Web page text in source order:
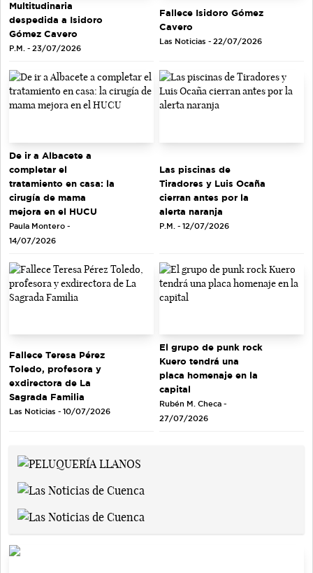
Multitudinaria
despedida a Isidoro
Gómez Cavero
P.M. - 23/07/2026
Fallece Isidoro Gómez
Cavero
Las Noticias - 22/07/2026
De ir a Albacete a
completar el
tratamiento en casa: la
cirugía de mama
mejora en el HUCU
Paula Montero -
14/07/2026
Las piscinas de
Tiradores y Luis Ocaña
cierran antes por la
alerta naranja
P.M. - 12/07/2026
Fallece Teresa Pérez
Toledo, profesora y
exdirectora de La
Sagrada Familia
Las Noticias - 10/07/2026
El grupo de punk rock
Kuero tendrá una
placa homenaje en la
capital
Rubén M. Checa -
27/07/2026